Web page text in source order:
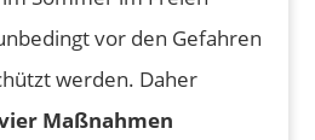
vor den Gefahren
werden. Daher
Maßnahmen